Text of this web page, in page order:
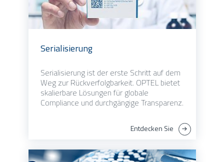
Serialisierung
Serialisierung ist der erste Schritt auf dem
Weg zur Rückverfolgbarkeit. OPTEL bietet
skalierbare Lösungen für globale
Compliance und durchgängige Transparenz.
Entdecken Sie